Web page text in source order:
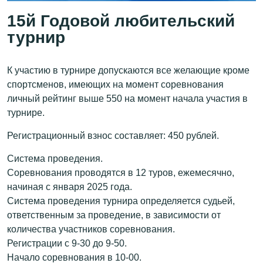
15й Годовой любительский
турнир
К участию в турнире допускаются все желающие кроме
спортсменов, имеющих на момент соревнования
личный рейтинг выше 550 на момент начала участия в
турнире.
Регистрационный взнос составляет: 450 рублей.
Система проведения.
Соревнования проводятся в 12 туров, ежемесячно,
начиная с января 2025 года.
Система проведения турнира определяется судьей,
ответственным за проведение, в зависимости от
количества участников соревнования.
Регистрации с 9-30 до 9-50.
Начало соревнования в 10-00.